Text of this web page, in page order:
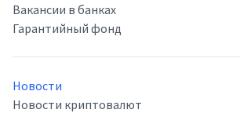
Вакансии в банках
Гарантийный фонд
Новости
Новости криптовалют